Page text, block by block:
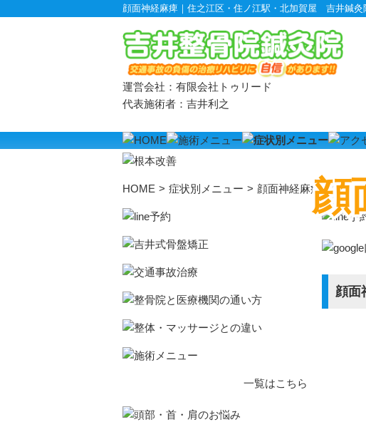
顔面神経麻痺｜住之江区・住ノ江駅・北加賀屋 吉井鍼灸
運営会社：有限会社トゥリード
代表施術者：吉井利之
ストレートネック
顔
HOME > 症状別メニュー > 顔面神経麻痺
顔面
一覧はこちら